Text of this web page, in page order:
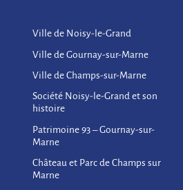
Ville de Noisy-le-Grand
Ville de Gournay-sur-Marne
Ville de Champs-sur-Marne
Société Noisy-le-Grand et son
histoire
Patrimoine 93 – Gournay-sur-
Marne
Château et Parc de Champs sur
Marne